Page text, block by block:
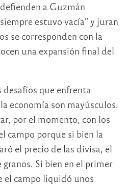
a Guzmán
estuvo vacía” y juran
se corresponden con la
una expansión final del
desafíos que enfrenta
economía son mayúsculos.
por el momento, con los
campo porque si bien la
el precio de las divisa, el
Si bien en el primer
el campo liquidó unos